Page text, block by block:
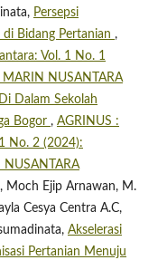
Persepsi
Bidang Pertanian ,
Vol. 1 No. 1
NUSANTARA
Dalam Sekolah
Bogor , AGRINUS :
No. 2 (2024):
NUSANTARA
Moch Ejip Arnawan, M.
Cesya Centra A.C,
Akselerasi
Pertanian Menuju